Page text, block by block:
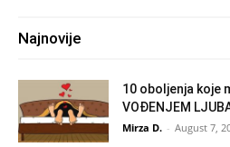
Najnovije
10 oboljenja koje
VOĐENJEM
Mirza D. - August 7,